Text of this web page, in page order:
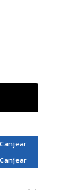
Canjear
Canjear